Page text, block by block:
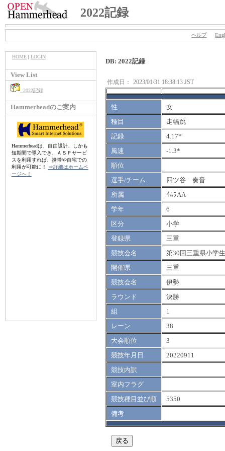
2022記録
ヘルプ
HOME| LOGIN
View List
2022記録
Hammerheadのご案内
Hammerheadは、自由設計、しかも
短期間で導入でき、ＡＳＰサービ
スを利用すれば、携帯や自宅での
利用が可能に！
⇒詳細はホームペ
ージへ！
DB: 2022記録
作成日： 2023/01/31 18:38:13 JST
性
女
種目
走幅跳
記録
4.17*
風速
-1.3*
順位
選手/チーム
四ツ谷 奏音
所属
ｲﾑﾗAA
学年
6
区分
小学
登録県
三重
競技会名
第30回三重県小学
開催県
三重
競技会名
伊勢
ラウンド
決勝
組
1
レーン
38
大会順位
3
競技年月日
20220911
競技内訳
室内フラグ
競技種目並び順
5350
備考